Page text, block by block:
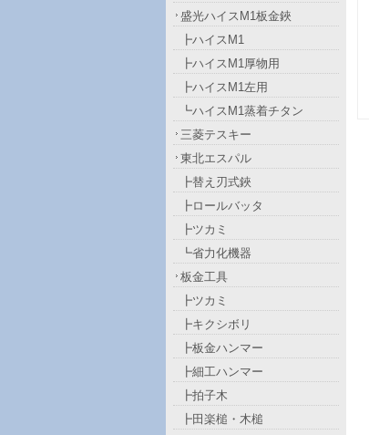
盛光ハイスM1板金鋏
┣ハイスM1
┣ハイスM1厚物用
┣ハイスM1左用
┗ハイスM1蒸着チタン
三菱テスキー
東北エスパル
┣替え刃式鋏
┣ロールバッタ
┣ツカミ
┗省力化機器
板金工具
┣ツカミ
┣キクシボリ
┣板金ハンマー
┣細工ハンマー
┣拍子木
┣田楽槌・木槌